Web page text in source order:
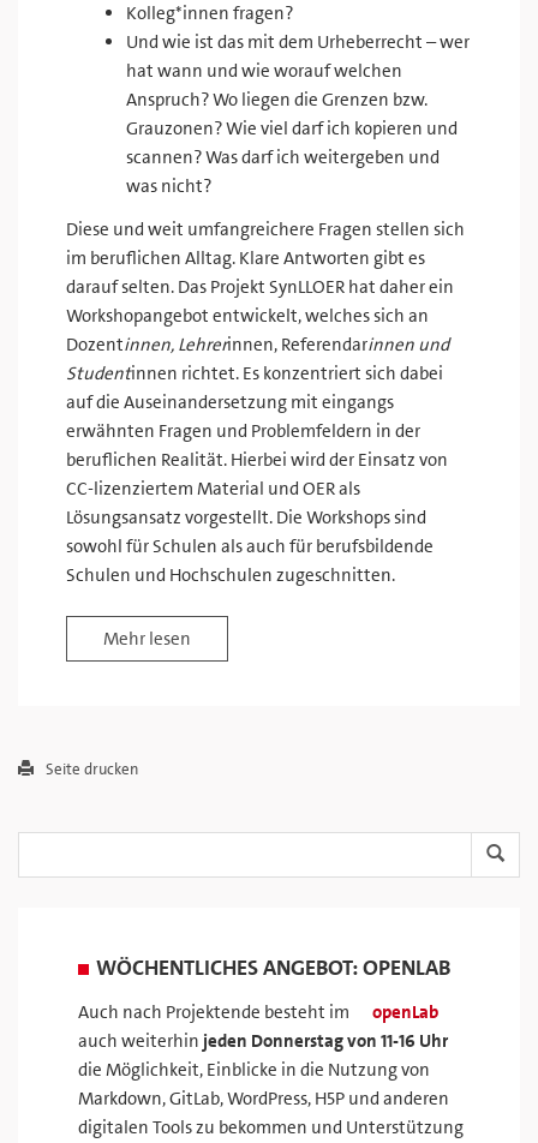
Kolleg*innen fragen?
Und wie ist das mit dem Urheberrecht – wer
hat wann und wie worauf welchen
Anspruch? Wo liegen die Grenzen bzw.
Grauzonen? Wie viel darf ich kopieren und
scannen? Was darf ich weitergeben und
was nicht?
Diese und weit umfangreichere Fragen stellen sich
im beruflichen Alltag. Klare Antworten gibt es
darauf selten. Das Projekt SynLLOER hat daher ein
Workshopangebot entwickelt, welches sich an
Dozentinnen, Lehrerinnen, Referendarinnen und
Studentinnen richtet. Es konzentriert sich dabei
auf die Auseinandersetzung mit eingangs
erwähnten Fragen und Problemfeldern in der
beruflichen Realität. Hierbei wird der Einsatz von
CC-lizenziertem Material und OER als
Lösungsansatz vorgestellt. Die Workshops sind
sowohl für Schulen als auch für berufsbildende
Schulen und Hochschulen zugeschnitten.
Mehr lesen
Seite drucken
WÖCHENTLICHES ANGEBOT: OPENLAB
Auch nach Projektende besteht im
openLab
auch weiterhin jeden Donnerstag von 11-16 Uhr
die Möglichkeit, Einblicke in die Nutzung von
Markdown, GitLab, WordPress, H5P und anderen
digitalen Tools zu bekommen und Unterstützung